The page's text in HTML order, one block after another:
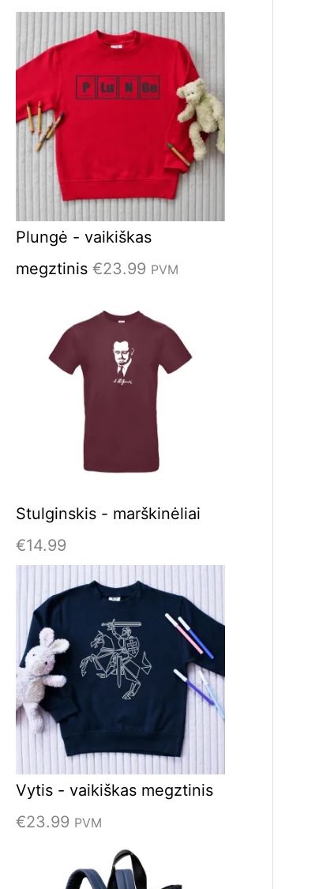
t
:
Plungė - vaikiškas
megztinis €23.99 PVM
Stulginskis - marškinėliai
€14.99
Vytis - vaikiškas megztinis
€23.99 PVM